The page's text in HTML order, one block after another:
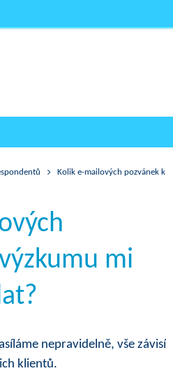
Kolik e-mailových pozvánek k
mi
nepravidelně, vše závisí
klientů.